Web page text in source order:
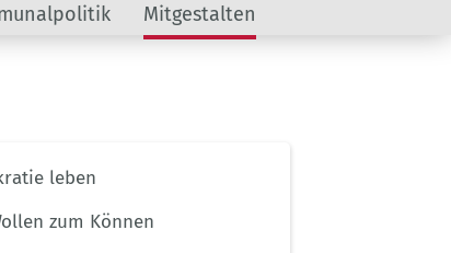
Mitgestalten
leben
zum Können